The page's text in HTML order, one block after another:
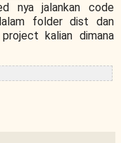
nya jalankan code
folder dist dan
kalian dimana